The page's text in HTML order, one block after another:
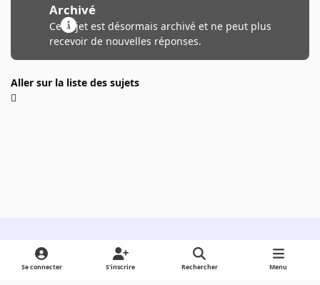
Archivé
Ce sujet est désormais archivé et ne peut plus
recevoir de nouvelles réponses.
Aller sur la liste des sujets
Light ModeDark ModeSystem Preference
Se connecter S’inscrire Rechercher Menu